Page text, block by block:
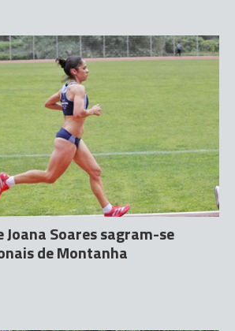
Joana Soares sagram-se
de Montanha